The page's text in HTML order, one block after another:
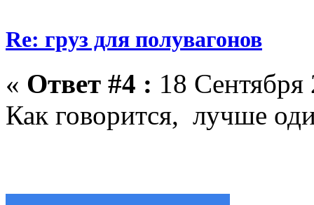
Re: груз для полувагонов
« Ответ #4 : 18
Как говорится, лучше